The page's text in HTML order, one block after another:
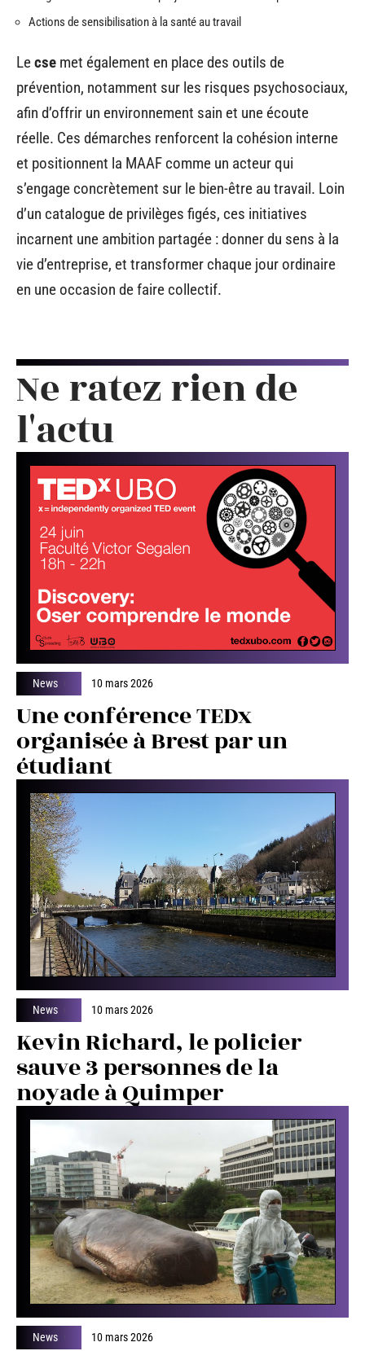
Actions de sensibilisation à la santé au travail
Lecse met également en place des outils de
prévention, notamment sur les risques psychosociaux,
afin d’offrir un environnement sain et une écoute
réelle. Ces démarches renforcent la cohésion interne
et positionnent la MAAF comme un acteur qui
s’engage concrètement sur le bien-être au travail. Loin
d’un catalogue de privilèges figés, ces initiatives
incarnent une ambition partagée : donner du sens à la
vie d’entreprise, et transformer chaque jour ordinaire
en une occasion de faire collectif.
Ne ratez rien de
l'actu
News 10 mars 2026
Une conférence TEDx
organisée à Brest par un
étudiant
News 10 mars 2026
Kevin Richard, le policier
sauve 3 personnes de la
noyade à Quimper
News 10 mars 2026